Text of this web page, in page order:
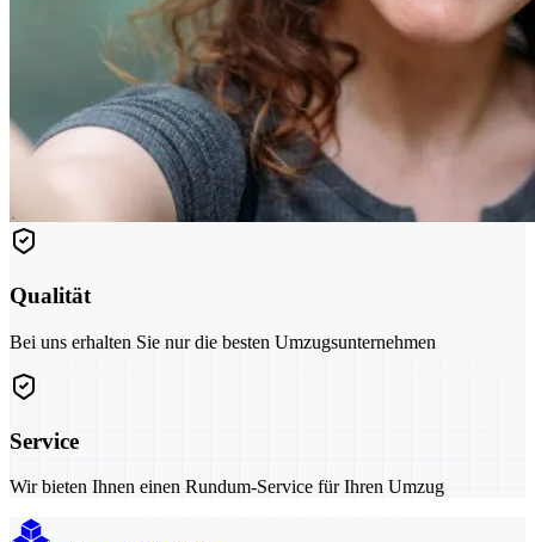
Qualität
Bei uns erhalten Sie nur die besten Umzugsunternehmen
Service
Wir bieten Ihnen einen Rundum-Service für Ihren Umzug